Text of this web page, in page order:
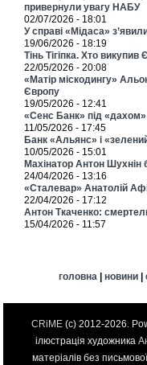
привернули увагу НАБУ
02/07/2026 - 18:01
У справі «Мідаса»
19/06/2026 - 18:19
Тінь Тігіпка. Хто викупив
22/05/2026 - 20:08
«Матір міскодингу»
Європу
19/05/2026 - 12:41
«Сенс Банк» під
11/05/2026 - 17:45
Банк «Альянс» і
10/05/2026 - 15:01
Махінатор Антон Шухнін
24/04/2026 - 13:16
«Сталевар» Анатолій
22/04/2026 - 17:12
Антон Ткаченко:
15/04/2026 - 11:57
головна| новини|
CRiME (c) 2012-2026.
ілюстрація художника
матеріалів без